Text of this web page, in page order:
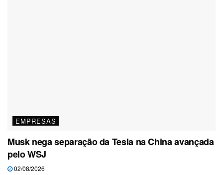
EMPRESAS
Musk nega separação da Tesla na China avançada
pelo WSJ
02/08/2026